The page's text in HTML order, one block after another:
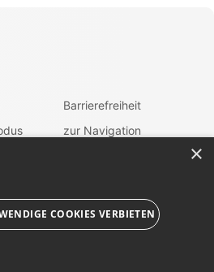
Barrierefreiheit
zur Navigation
×
COOKIES VERBIETEN